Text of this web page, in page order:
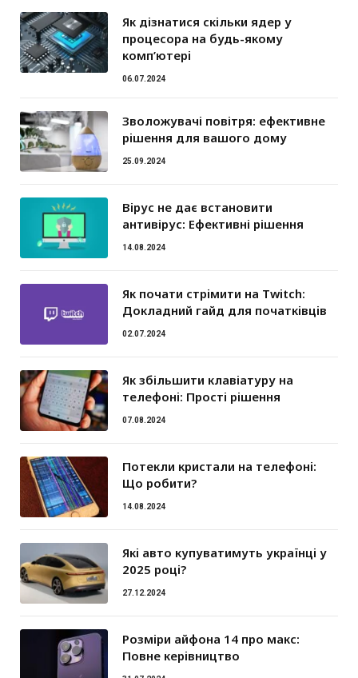
Як дізнатися скільки ядер у
процесора на будь-якому
комп’ютері
06.07.2024
Зволожувачі повітря: ефективне
рішення для вашого дому
25.09.2024
Вірус не дає встановити
антивірус: Ефективні рішення
14.08.2024
Як почати стрімити на Twitch:
Докладний гайд для початківців
02.07.2024
Як збільшити клавіатуру на
телефоні: Прості рішення
07.08.2024
Потекли кристали на телефоні:
Що робити?
14.08.2024
Які авто купуватимуть українці у
2025 році?
27.12.2024
Розміри айфона 14 про макс:
Повне керівництво